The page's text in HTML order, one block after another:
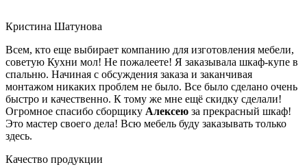
Кристина Шатунова
Всем, кто еще выбирает компанию для изготовления мебели,
советую Кухни мол! Не пожалеете! Я заказывала шкаф-купе в
спальню. Начиная с обсуждения заказа и заканчивая
монтажом никаких проблем не было. Все было сделано очень
быстро и качественно. К тому же мне ещё скидку сделали!
Огромное спасибо сборщику Алексею за прекрасный шкаф!
Это мастер своего дела! Всю мебель буду заказывать только
здесь.
Качество продукции